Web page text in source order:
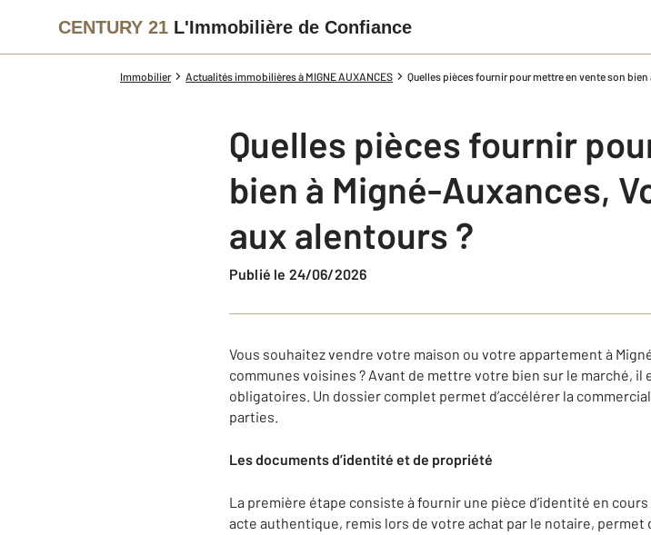
CENTURY 21 L'Immobilière de Confiance
Immobilier Actualités immobilières à MIGNE AUXANCES Quelles pièces fournir pour mettre en vente son
Quelles pièces fournir
bien à Migné-Auxances,
aux alentours ?
Publié le 24/06/2026
Vous souhaitez vendre votre maison ou votre appartement à
communes voisines ? Avant de mettre votre bien sur le marché,
obligatoires. Un dossier complet permet d’accélérer la
parties.
Les documents d’identité et de propriété
La première étape consiste à fournir une pièce d’identité en
acte authentique, remis lors de votre achat par le notaire,